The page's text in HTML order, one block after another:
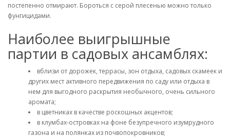
постепенно отмирают. Бороться с серой плесенью можно только
фунгицидами.
Наиболее выигрышные
партии в садовых ансамблях:
вблизи от дорожек, террасы, зон отдыха, садовых скамеек и
других мест активного передвижения по саду или отдыха в
нем для выгодного раскрытия необычного, очень сильного
аромата;
в цветниках в качестве роскошных акцентов;
в клумбах-островках на фоне безупречного изумрудного
газона и на полянках из почвопокровников;